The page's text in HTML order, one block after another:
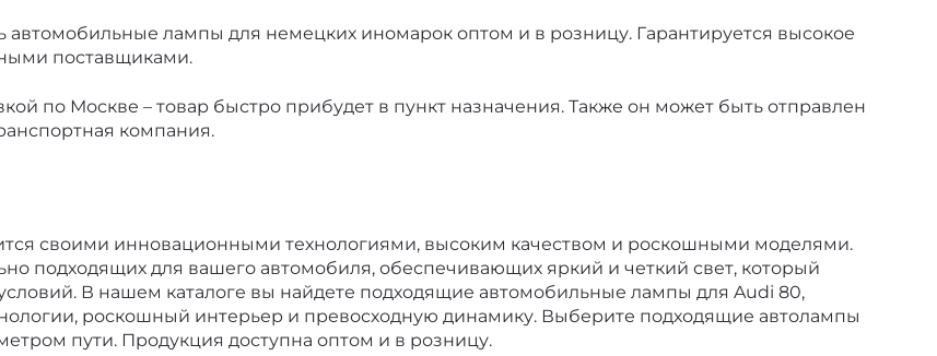
лампы для немецких иномарок оптом и в розницу. Гарантируется высокое
поставщиками.
по Москве – товар быстро прибудет в пункт назначения. Также он может быть отправлен
компания.
своими инновационными технологиями, высоким качеством и роскошными моделями.
подходящих для вашего автомобиля, обеспечивающих яркий и четкий свет, который
В нашем каталоге вы найдете подходящие автомобильные лампы для Audi 80,
роскошный интерьер и превосходную динамику. Выберите подходящие автолампы
пути. Продукция доступна оптом и в розницу.